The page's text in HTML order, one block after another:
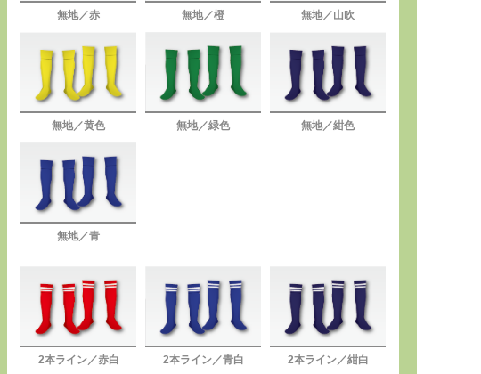
無地／赤 無地／橙 無地／山吹
無地／黄色 無地／緑色 無地／紺色
無地／青
2本ライン／赤白 2本ライン／青白 2本ライン／紺白